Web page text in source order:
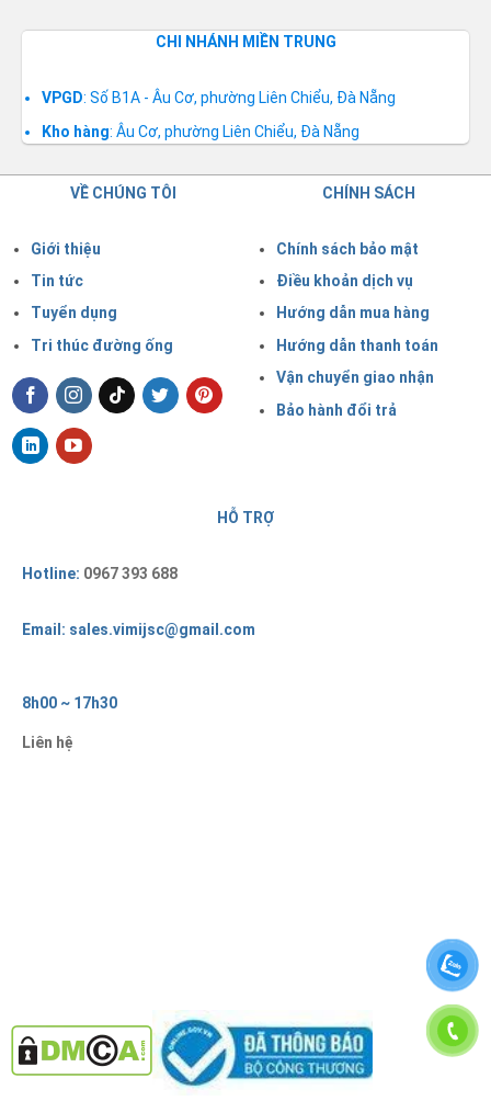
CHI NHÁNH MIỀN TRUNG
VPGD: Số B1A - Âu Cơ, phường Liên Chiểu, Đà Nẵng
Kho hàng: Âu Cơ, phường Liên Chiểu, Đà Nẵng
VỀ CHÚNG TÔI
Giới thiệu
Tin tức
Tuyển dụng
Tri thúc đường ống
CHÍNH SÁCH
Chính sách bảo mật
Điều khoản dịch vụ
Hướng dẫn mua hàng
Hướng dẫn thanh toán
Vận chuyển giao nhận
Bảo hành đổi trả
HỖ TRỢ
Hotline: 0967 393 688
Email: sales.vimijsc@gmail.com
8h00 ~ 17h30
Liên hệ